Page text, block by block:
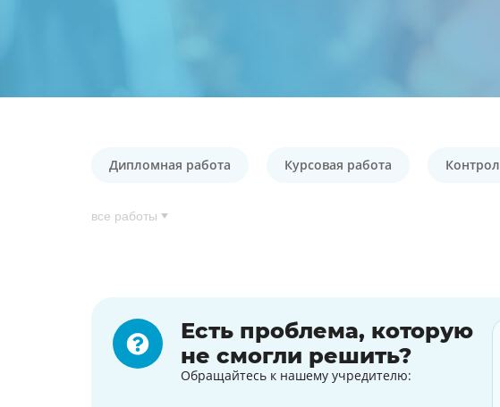
Дипломная работа Курсовая работа
все работы
Есть проблема, которую
не смогли решить?
Обращайтесь к нашему учредителю: